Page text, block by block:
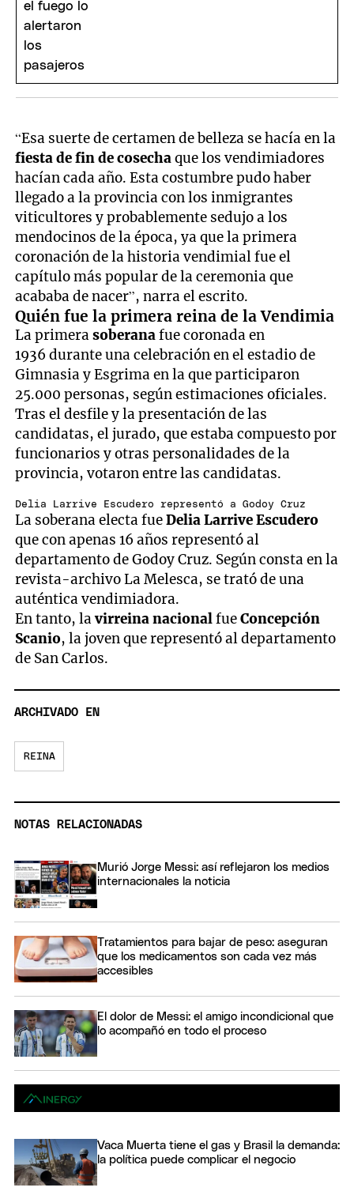
“Esa suerte de certamen de belleza se hacía en la
fiesta de fin de cosechaque los vendimiadores
hacían cada año. Esta costumbre pudo haber
llegado a la provincia con los inmigrantes
viticultores y probablemente sedujo a los
mendocinos de la época, ya que la primera
coronación de la historia vendimial fue el
capítulo más popular de la ceremonia que
acababa de nacer”, narra el escrito.
Quién fue la primera reina de la Vendimia
La primerasoberanafue coronada en
1936 durante una celebración en el estadio de
Gimnasia y Esgrima en la que participaron
25.000 personas, según estimaciones oficiales.
Tras el desfile y la presentación de las
candidatas, el jurado, que estaba compuesto por
funcionarios y otras personalidades de la
provincia, votaron entre las candidatas.
Delia Larrive Escudero representó a Godoy Cruz
La soberana electa fueDelia Larrive Escudero
que con apenas 16 años representó al
departamento de Godoy Cruz. Según consta en la
revista-archivo La Melesca, se trató de una
auténtica vendimiadora.
En tanto, lavirreina nacionalfueConcepción
Scanio, la joven que representó al departamento
de San Carlos.
ARCHIVADO EN
REINA
NOTAS RELACIONADAS
Murió Jorge Messi: así reflejaron los medios
internacionales la noticia
Tratamientos para bajar de peso: aseguran
que los medicamentos son cada vez más
accesibles
El dolor de Messi: el amigo incondicional que
lo acompañó en todo el proceso
Vaca Muerta tiene el gas y Brasil la demanda:
la política puede complicar el negocio